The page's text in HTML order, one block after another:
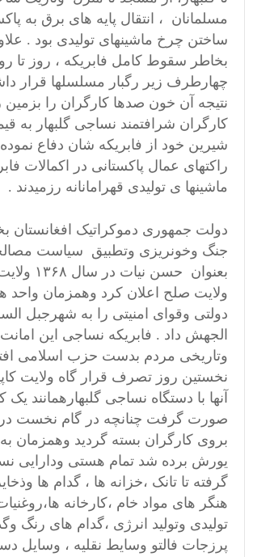
مسلمانان ، انتقال پایه های برق به
ساختن چرخ ماشینهای تولیدی بود .
بخاطر سقوط کامل فابریکه ، روز تا
چهارطرف زیر رگبار مسلسلها قرار
نتیجه آن خون صدها کارگران را
کارگران شرافتمند نساجی گلبهار به
شیرین خود از فابریکه شان دفاع نموده
راکتهای عمال پاکستانی در اکمالات
ماشینها ی تولیدی قهرامانانه رزمیدند .
دولت جمهوری دموکراتیک افغانستان
جنگ وخونریزی وتطبیق سیاست
بعنوان حسن
ولایت صلح اعلان کرد وهمزمان واحد
دولتی وقوای امنیتی را به شهرجبل
الجهش داد . فابریکه نساجی این
وتاریخی مردم بدست حزب اسلامی
نخستین روز تصرف قرار گاه ولایت
آنها با دستگاه نساجی گلبهارهمانند
صورت گرفت چنانچه در گام نخست در
بروی کارگران بسته گردید وهمزمان به
یورش برده شد تمام هستی ودارایی
گرفته تا تانک ،خزانه ها ، گدام ها
هنگر های مواد خام ،کارخانه
تولیدی وتولید انرژی ،گدام های رنگ
پرزجات فالتو وسایط نقلیه ، وسایل